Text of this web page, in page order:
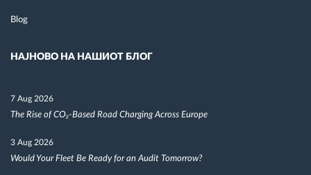
Blog
НАЈНОВО НА НАШИОТ БЛОГ
7 Aug 2026
The Rise of CO₂-Based Road Charging Across Europe
3 Aug 2026
Would Your Fleet Be Ready for an Audit Tomorrow?